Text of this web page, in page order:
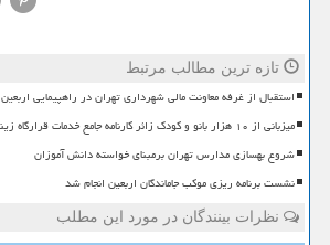
تازه ترین مطالب مرتبط
استقبال از غرفه معاونت مالی شهرداری تهران در راهپیمایی اربعین
میزبانی از ۱۰ هزار بانو و کودک زائر کارنامه جامع خدمات قرارگاه زینبیه
شروع بهسازی مدارس تهران برمبنای خواسته دانش آموزان
نشست برنامه ریزی موکب جاماندگان اربعین انجام شد
نظرات بینندگان در مورد این مطلب